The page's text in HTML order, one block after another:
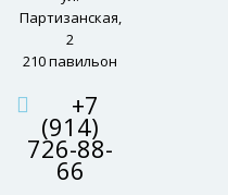
Партизанская,
2
210 павильон
+7
(914)
726-88-
66